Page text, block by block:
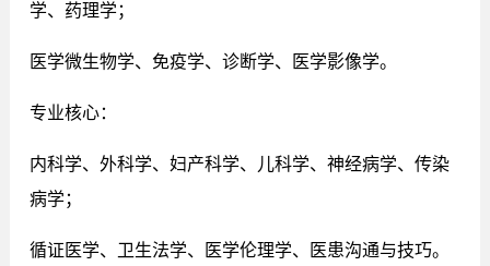
学、药理学；
医学微生物学、免疫学、诊断学、医学影像学。
专业核心：
内科学、外科学、妇产科学、儿科学、神经病学、传染
病学；
循证医学、卫生法学、医学伦理学、医患沟通与技巧。